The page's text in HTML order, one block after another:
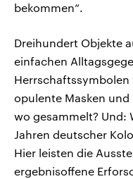
bekommen“.
Dreihundert Objekte
einfachen
Herrschaftssymbolen
opulente Masken
wo gesammelt? Und:
Jahren deutscher
Hier leisten die
ergebnisoffene